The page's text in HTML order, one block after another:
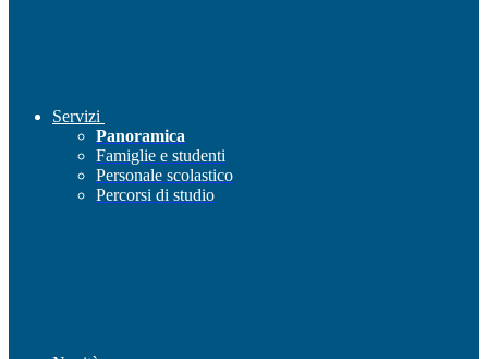
Servizi
Panoramica
Famiglie e studenti
Personale scolastico
Percorsi di studio